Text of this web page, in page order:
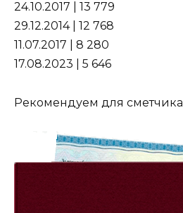
24.10.2017 | 13 779
29.12.2014 | 12 768
11.07.2017 | 8 280
17.08.2023 | 5 646
Рекомендуем для сметчика